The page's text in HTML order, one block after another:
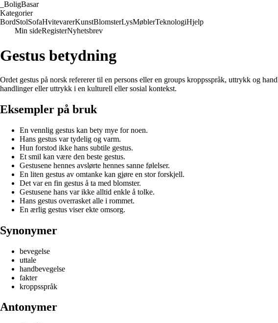
BoligBasar
Kategorier
BordStolSofaHvitevarerKunstBlomsterLysMøblerTeknologiHjelp
Min sideRegisterNyhetsbrev
Gestus betydning
Ordet gestus på norsk refererer til en persons eller en groups kroppsspråk, uttrykk og
handlinger eller uttrykk i en kulturell eller sosial kontekst.
Eksempler på bruk
En vennlig gestus kan bety mye for noen.
Hans gestus var tydelig og varm.
Hun forstod ikke hans subtile gestus.
Et smil kan være den beste gestus.
Gestusene hennes avslørte hennes sanne følelser.
En liten gestus av omtanke kan gjøre en stor forskjell.
Det var en fin gestus å ta med blomster.
Gestusene hans var ikke alltid enkle å tolke.
Hans gestus overrasket alle i rommet.
En ærlig gestus viser ekte omsorg.
Synonymer
bevegelse
uttale
handbevegelse
fakter
kroppsspråk
Antonymer